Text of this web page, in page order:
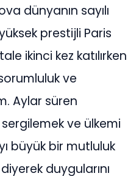
dünyanın sayılı
prestijli Paris
ikinci kez katılırken
ve
Aylar süren
ve ülkemi
büyük bir mutluluk
duygularını